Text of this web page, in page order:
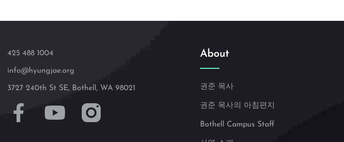
425 488 1004
info@hyungjae.org
3727 240th St SE, Bothell, WA 98021
About
권준 목사
권준 목사의 아침편지
Bothell Campus Staff